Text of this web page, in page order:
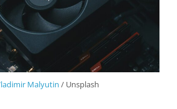
Malyutin / Unsplash